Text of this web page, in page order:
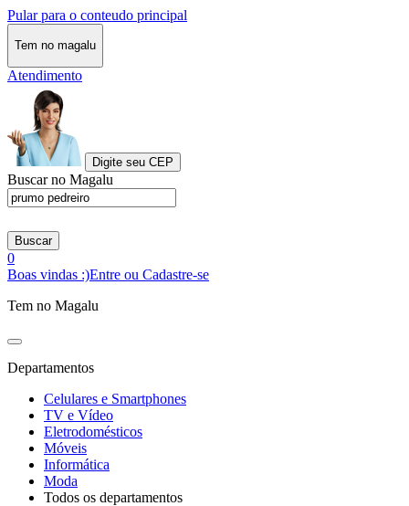
Pular para o conteudo principal
Tem no magalu
Atendimento
Digite seu CEP
Buscar no Magalu
Buscar
0
Boas vindas :)Entre ou Cadastre-se
Tem no Magalu
Departamentos
Celulares e Smartphones
TV e Vídeo
Eletrodomésticos
Móveis
Informática
Moda
Todos os departamentos